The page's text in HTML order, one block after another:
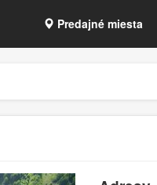
Predajné miesta
TicketLIVE účet /